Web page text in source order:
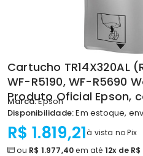
Cartucho TR14X320AL
WF-R5190, WF-R5690
Produto Oficial Epson,
Marca:Epson
Disponibilidade:Em estoque,
R$ 1.819,21à vista no Pix
ou R$ 1.977,40em até 12x de